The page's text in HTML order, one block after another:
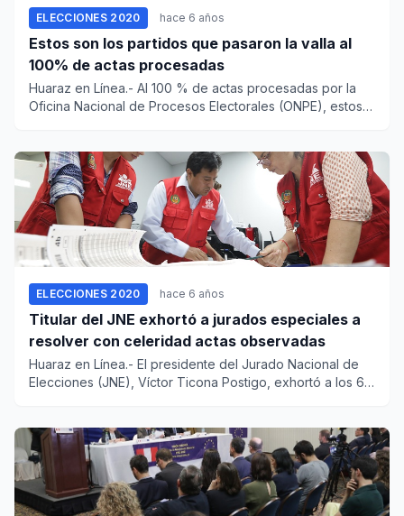
ELECCIONES 2020 hace 6 años
Estos son los partidos que pasaron la valla al
100% de actas procesadas
Huaraz en Línea.- Al 100 % de actas procesadas por la
Oficina Nacional de Procesos Electorales (ONPE), estos
ELECCIONES 2020 hace 6 años
Titular del JNE exhortó a jurados especiales a
resolver con celeridad actas observadas
Huaraz en Línea.- El presidente del Jurado Nacional de
Elecciones (JNE), Víctor Ticona Postigo, exhortó a los 60